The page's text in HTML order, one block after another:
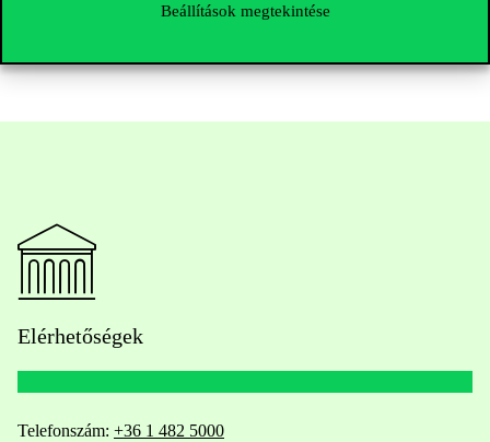
Beállítások megtekintése
Elérhetőségek
Telefonszám: +36 1 482 5000